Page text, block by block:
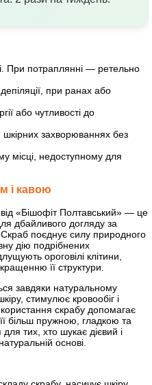
При потраплянні — ретельно
при ранах або
або чутливості до
захворюваннях без
місці, недоступному для
і кавою
«Бішофіт Полтавський» — це
дбайливого догляду за
поєднує силу природного
дію подрібнених
ороговілі клітини,
її структури.
завдяки натуральному
стимулює кровообіг і
скрабу допомагає
більш пружною, гладкою та
тих, хто шукає дієвий і
основі.